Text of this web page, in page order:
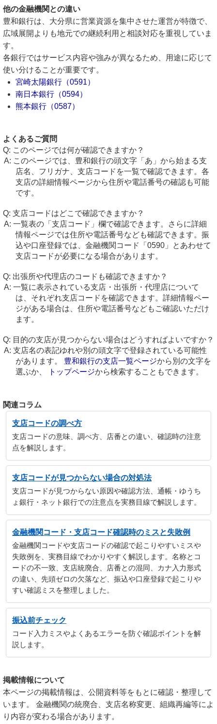
他の金融機関との違い
豊和銀行は、大分県に営業資源を集中させた運営が特徴で、
広域展開よりも地元での継続利用と相談対応を重視していま
す。
各銀行ではサービス内容や強みが異なるため、用途に応じて
使い分けることが重要です。
宮崎太陽銀行（0591）
南日本銀行（0594）
熊本銀行（0587）
よくあるご質問
このページでは何が確認できますか？
このページでは、豊和銀行の頭文字「あ」から始まる支
店名、フリガナ、支店コードを一覧で確認できます。各
支店の詳細情報ページから住所や電話番号の確認も可能
です。
支店コードはどこで確認できますか？
一覧表の「支店コード」欄で確認できます。さらに詳細
情報ページでは住所や電話番号なども確認できます。振
込や口座登録では、金融機関コード「0590」とあわせて
支店コードが必要になる場合があります。
出張所や代理店のコードも確認できますか？
一覧に表示されている支店・出張所・代理店について
は、それぞれ支店コードを確認できます。詳細情報ペー
ジがある場合は、住所や電話番号などもご確認いただけ
ます。
目的の支店が見つからない場合はどうすればよいですか？
支店名の表記ゆれや別の頭文字で登録されている可能性
があります。 豊和銀行の支店一覧ページから別の文字を
選ぶか、
トップページから検索することもできます。
関連コラム
支店コードの調べ方
支店コードの意味、調べ方、店番との違い、確認時の注意
点を解説します。
支店コードが見つからない場合の対処法
支店コードが見つからない原因や確認方法、通帳・ゆうち
ょ銀行・ネット銀行での注意点を実務目線で解説します。
金融機関コード・支店コード確認時のミスと失敗例
金融機関コードや支店コードの確認で起こりやすいミスや
失敗例を、実務目線でわかりやすく解説します。名称とコ
ードの不一致、支店統廃合、店番との混同、カナ入力形式
の違い、先頭ゼロの欠落など、振込や口座登録で起こりや
すい確認ミスを整理しました。
振込前チェック
コード入力ミスやよくあるエラーを防ぐ確認ポイントを解
説します。
掲載情報について
本ページの掲載情報は、公開資料等をもとに確認・整理して
います。 金融機関の統廃合、支店名称変更、組織再編等によ
り内容が変わる場合があります。